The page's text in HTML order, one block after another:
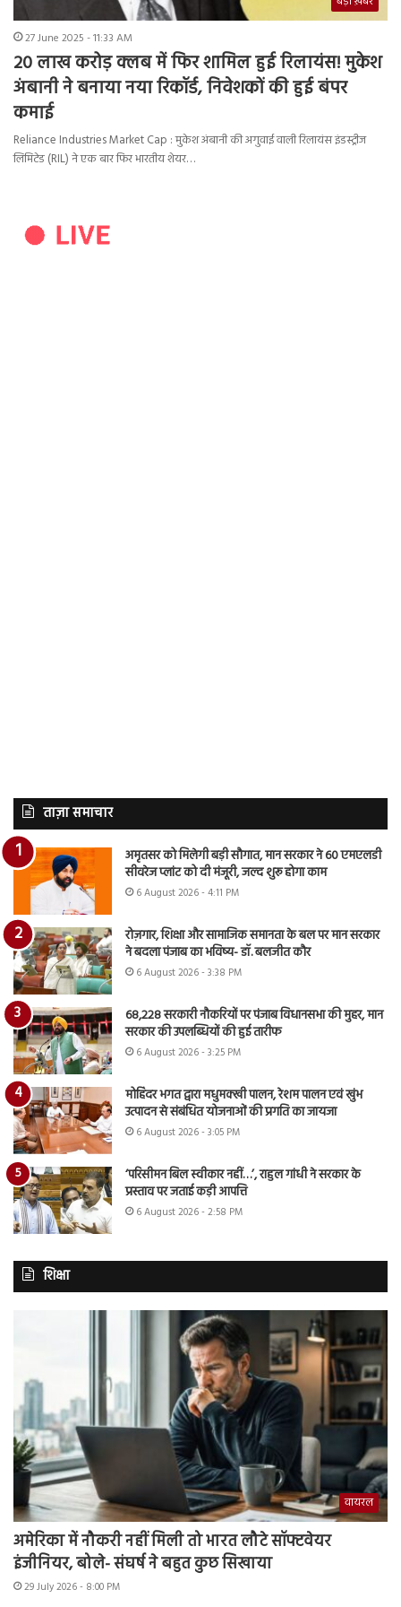
27 June 2025 - 11:33 AM
20 लाख करोड़ क्लब में फिर शामिल हुई रिलायंस! मुकेश
अंबानी ने बनाया नया रिकॉर्ड, निवेशकों की हुई बंपर
कमाई
Reliance Industries Market Cap : मुकेश अंबानी की अगुवाई वाली रिलायंस इंडस्ट्रीज
लिमिटेड (RIL) ने एक बार फिर भारतीय शेयर…
ताज़ा समाचार
अमृतसर को मिलेगी बड़ी सौगात, मान सरकार ने 60 एमएलडी
सीवरेज प्लांट को दी मंजूरी, जल्द शुरू होगा काम
6 August 2026 - 4:11 PM
रोज़गार, शिक्षा और सामाजिक समानता के बल पर मान सरकार
ने बदला पंजाब का भविष्य- डॉ. बलजीत कौर
6 August 2026 - 3:38 PM
68,228 सरकारी नौकरियों पर पंजाब विधानसभा की मुहर, मान
सरकार की उपलब्धियों की हुई तारीफ
6 August 2026 - 3:25 PM
मोहिंदर भगत द्वारा मधुमक्खी पालन, रेशम पालन एवं खुंभ
उत्पादन से संबंधित योजनाओं की प्रगति का जायजा
6 August 2026 - 3:05 PM
‘परिसीमन बिल स्वीकार नहीं…’, राहुल गांधी ने सरकार के
प्रस्ताव पर जताई कड़ी आपत्ति
6 August 2026 - 2:58 PM
शिक्षा
वायरल
अमेरिका में नौकरी नहीं मिली तो भारत लौटे सॉफ्टवेयर
इंजीनियर, बोले- संघर्ष ने बहुत कुछ सिखाया
29 July 2026 - 8:00 PM